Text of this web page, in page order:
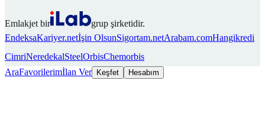
Emlakjet bir
grup şirketidir.
EndeksaKariyer.netİşin OlsunSigortam.netArabam.comHangikredi
CimriNeredekalSteelOrbisChemorbis
AraFavorilerimİlan Ver Keşfet Hesabım